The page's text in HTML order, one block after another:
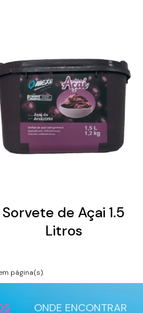
Sorvete de Açai 1.5
Litros
página(s).
ONDE ENCONTRAR